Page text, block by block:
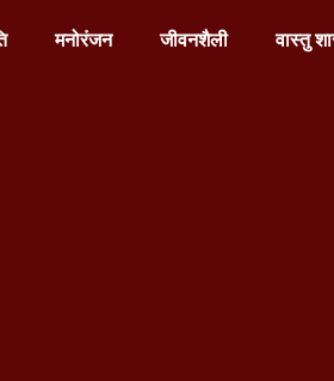
मनोरंजन जीवनशैली वास्तु